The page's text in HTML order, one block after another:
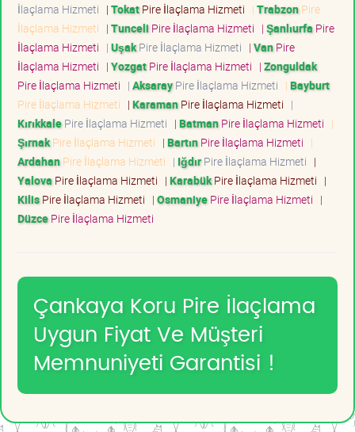
İlaçlama Hizmeti | TokatPire İlaçlama Hizmeti | TrabzonPire
İlaçlama Hizmeti | Tunceli Pire İlaçlama Hizmeti | Şanlıurfa Pire
İlaçlama Hizmeti | UşakPire İlaçlama Hizmeti | VanPire
İlaçlama Hizmeti | YozgatPire İlaçlama Hizmeti | Zonguldak
Pire İlaçlama Hizmeti | AksarayPire İlaçlama Hizmeti | Bayburt
Pire İlaçlama Hizmeti | KaramanPire İlaçlama Hizmeti |
KırıkkalePire İlaçlama Hizmeti | BatmanPire İlaçlama Hizmeti |
ŞırnakPire İlaçlama Hizmeti | BartınPire İlaçlama Hizmeti |
ArdahanPire İlaçlama Hizmeti | IğdırPire İlaçlama Hizmeti |
Yalova Pire İlaçlama Hizmeti | KarabükPire İlaçlama Hizmeti |
KilisPire İlaçlama Hizmeti | OsmaniyePire İlaçlama Hizmeti |
DüzcePire İlaçlama Hizmeti
Çankaya Koru Pire İlaçlama
Uygun Fiyat Ve Müşteri
Memnuniyeti Garantisi !